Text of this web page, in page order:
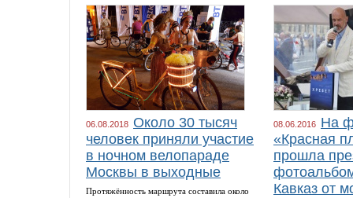
06.08.2018 Около 30 тысяч
человек приняли участие
в ночном велопараде
Москвы в выходные
Протяжённость маршрута составила около
08.06.2016 На
«Красная
прошла
Кавказ от